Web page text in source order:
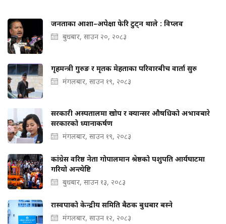
जनताका आशा–अपेक्षा फेरि टुट्न थाले : विप्लव
बुधबार, साउन २०, २०८३
गृहमन्त्री गुरुङ र मृतक मेहताका परिवारबीच वार्ता सुरु
मंगलबार, साउन १९, २०८३
सरकारी अस्पतालमा खोप र क्यान्सर औषधिको अभावबारे
सरकारको ध्यानाकर्षण
मंगलबार, साउन १९, २०८३
कांग्रेस वरिष्ठ नेता गोपालमान श्रेष्ठको पशुपति आर्यघाटमा
गरियो अन्त्येष्टि
बुधबार, साउन १३, २०८३
रास्वपाको केन्द्रीय समिति बैठक बुधबार बस्ने
मंगलबार, साउन १२, २०८३